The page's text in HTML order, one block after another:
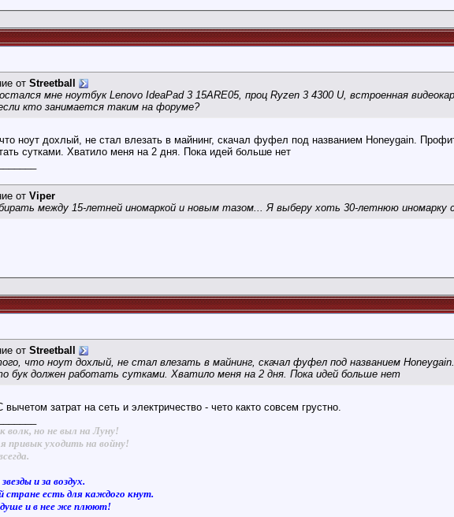
от Streetball
мне ноутбук Lenovo IdeaPad 3 15ARE05, проц Ryzen 3 4300 U, встроенная
кто занимается таким на форуме?
ноут дохлый, не стал влезать в майнинг, скачал фуфел под названием Honeygain.
сутками. Хватило меня на 2 дня. Пока идей больше нет
от Viper
между 15-летней иномаркой и новым тазом... Я выберу хоть 30-летнюю иномарку
от Streetball
что ноут дохлый, не стал влезать в майнинг, скачал фуфел под названием
бук должен работать сутками. Хватило меня на 2 дня. Пока идей больше нет
затрат на сеть и электричество - чето както совсем грустно.
волк, но не выл на Луну!
привык уходить на войну!
и за воздух.
стране есть для каждого кнут.
и в нее же плюют!